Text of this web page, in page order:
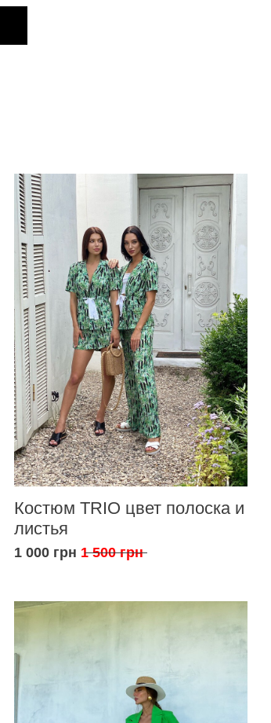
Костюм TRIO цвет полоска и
листья
1 000 грн 1 500 грн